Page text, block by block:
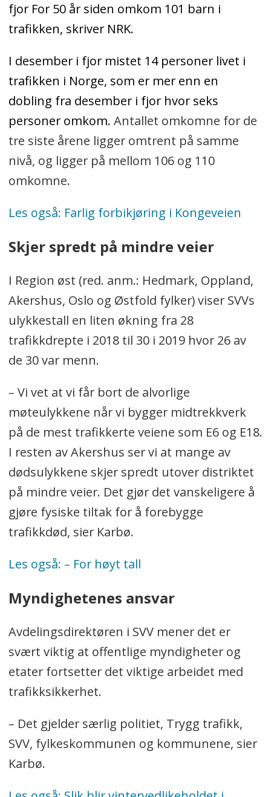
fjor For 50 år siden omkom 101 barn i
trafikken, skriver NRK.
I desember i fjor mistet 14 personer livet i
trafikken i Norge, som er mer enn en
dobling fra desember i fjor hvor seks
personer omkom. Antallet omkomne for de
tre siste årene ligger omtrent på samme
nivå, og ligger på mellom 106 og 110
omkomne.
Les også: Farlig forbikjøring i Kongeveien
Skjer spredt på mindre veier
I Region øst (red. anm.: Hedmark, Oppland,
Akershus, Oslo og Østfold fylker) viser SVVs
ulykkestall en liten økning fra 28
trafikkdrepte i 2018 til 30 i 2019 hvor 26 av
de 30 var menn.
– Vi vet at vi får bort de alvorlige
møteulykkene når vi bygger midtrekkverk
på de mest trafikkerte veiene som E6 og E18.
I resten av Akershus ser vi at mange av
dødsulykkene skjer spredt utover distriktet
på mindre veier. Det gjør det vanskeligere å
gjøre fysiske tiltak for å forebygge
trafikkdød, sier Karbø.
Les også: – For høyt tall
Myndighetenes ansvar
Avdelingsdirektøren i SVV mener det er
svært viktig at offentlige myndigheter og
etater fortsetter det viktige arbeidet med
trafikksikkerhet.
– Det gjelder særlig politiet, Trygg trafikk,
SVV, fylkeskommunen og kommunene, sier
Karbø.